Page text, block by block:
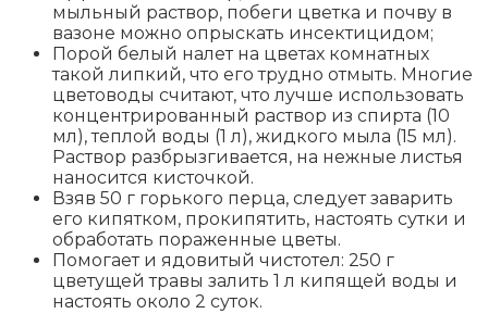
мыльный раствор, побеги цветка и почву в
вазоне можно опрыскать инсектицидом;
Порой белый налет на цветах комнатных
такой липкий, что его трудно отмыть. Многие
цветоводы считают, что лучше использовать
концентрированный раствор из спирта (10
мл), теплой воды (1 л), жидкого мыла (15 мл).
Раствор разбрызгивается, на нежные листья
наносится кисточкой.
Взяв 50 г горького перца, следует заварить
его кипятком, прокипятить, настоять сутки и
обработать пораженные цветы.
Помогает и ядовитый чистотел: 250 г
цветущей травы залить 1 л кипящей воды и
настоять около 2 суток.